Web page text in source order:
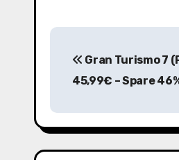
B
t
r
Gran Turismo 7
45,99€ – Spare